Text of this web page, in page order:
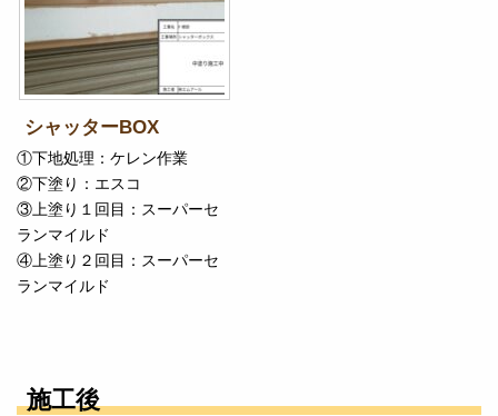
シャッターBOX
①下地処理：ケレン作業
②下塗り：エスコ
③上塗り１回目：スーパーセ
ランマイルド
④上塗り２回目：スーパーセ
ランマイルド
施工後